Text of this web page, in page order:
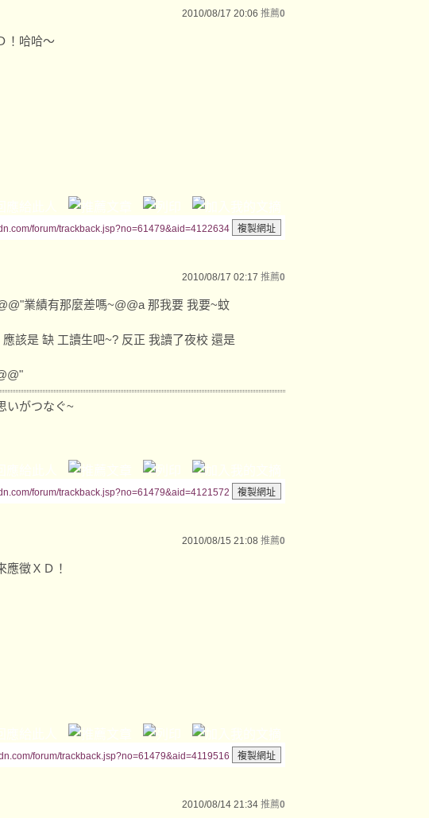
2010/08/17 20:06 推薦0
！哈哈～
forum/trackback.jsp?no=61479&aid=4122634
2010/08/17 02:17 推薦0
業績有那麼差嗎~@@a 那我要 我要~蚊
該是 缺 工讀生吧~? 反正 我讀了夜校 還是
がつなぐ~
forum/trackback.jsp?no=61479&aid=4121572
2010/08/15 21:08 推薦0
應徵ＸＤ！
forum/trackback.jsp?no=61479&aid=4119516
2010/08/14 21:34 推薦0